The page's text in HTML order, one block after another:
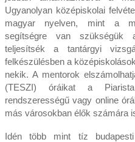
Ugyanolyan középiskolai
magyar nyelven, mint a
segítségre van szükségük
teljesítsék a tantárgyi
felkészülésben a
nekik. A mentorok
(TESZI) óráikat a
rendszerességű vagy online
más városokban élők számára
Idén több mint tíz